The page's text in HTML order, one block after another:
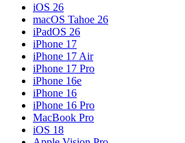
iOS 26
macOS Tahoe 26
iPadOS 26
iPhone 17
iPhone 17 Air
iPhone 17 Pro
iPhone 16e
iPhone 16
iPhone 16 Pro
MacBook Pro
iOS 18